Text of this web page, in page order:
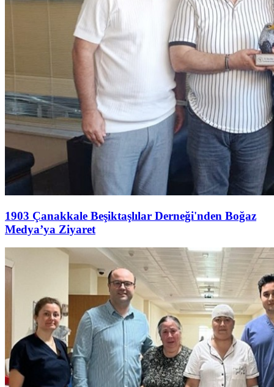
1903 Çanakkale Beşiktaşlılar Derneği'nden Boğaz
Medya’ya Ziyaret